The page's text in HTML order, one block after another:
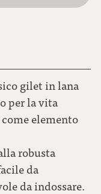
gilet in lana
per la vita
elemento
robusta
da
da indossare.